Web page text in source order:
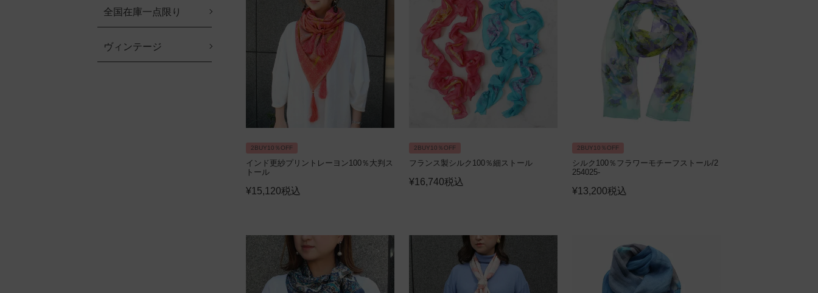
全国在庫一点限り
ヴィンテージ
2BUY10％OFF
インド更紗プリントレーヨン100％大判ス
トール
¥15,120税込
2BUY10％OFF
フランス製シルク100％細ストール
¥16,740税込
2BUY10％OFF
シルク100％フラワーモチーフストール/2
254025-
¥13,200税込